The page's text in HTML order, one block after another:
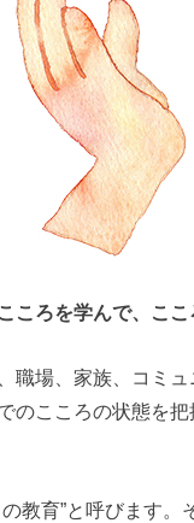
ころを学んで、こ
職場、家族、コミ
のこころの状態を
教育”と呼びます